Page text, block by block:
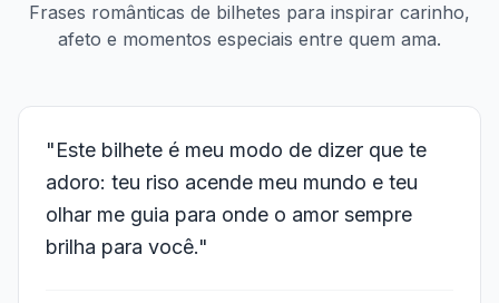
Frases românticas de bilhetes para inspirar carinho,
afeto e momentos especiais entre quem ama.
"Este bilhete é meu modo de dizer que te
adoro: teu riso acende meu mundo e teu
olhar me guia para onde o amor sempre
brilha para você."